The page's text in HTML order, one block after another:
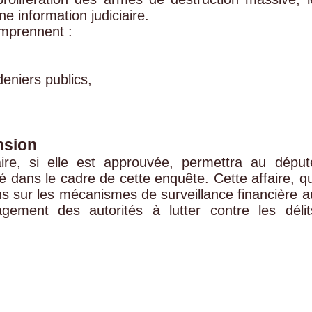
information judiciaire.
:
publics,
si elle est approuvée, permettra au
dans le cadre de cette enquête. Cette affaire,
sur les mécanismes de surveillance financière
des autorités à lutter contre les